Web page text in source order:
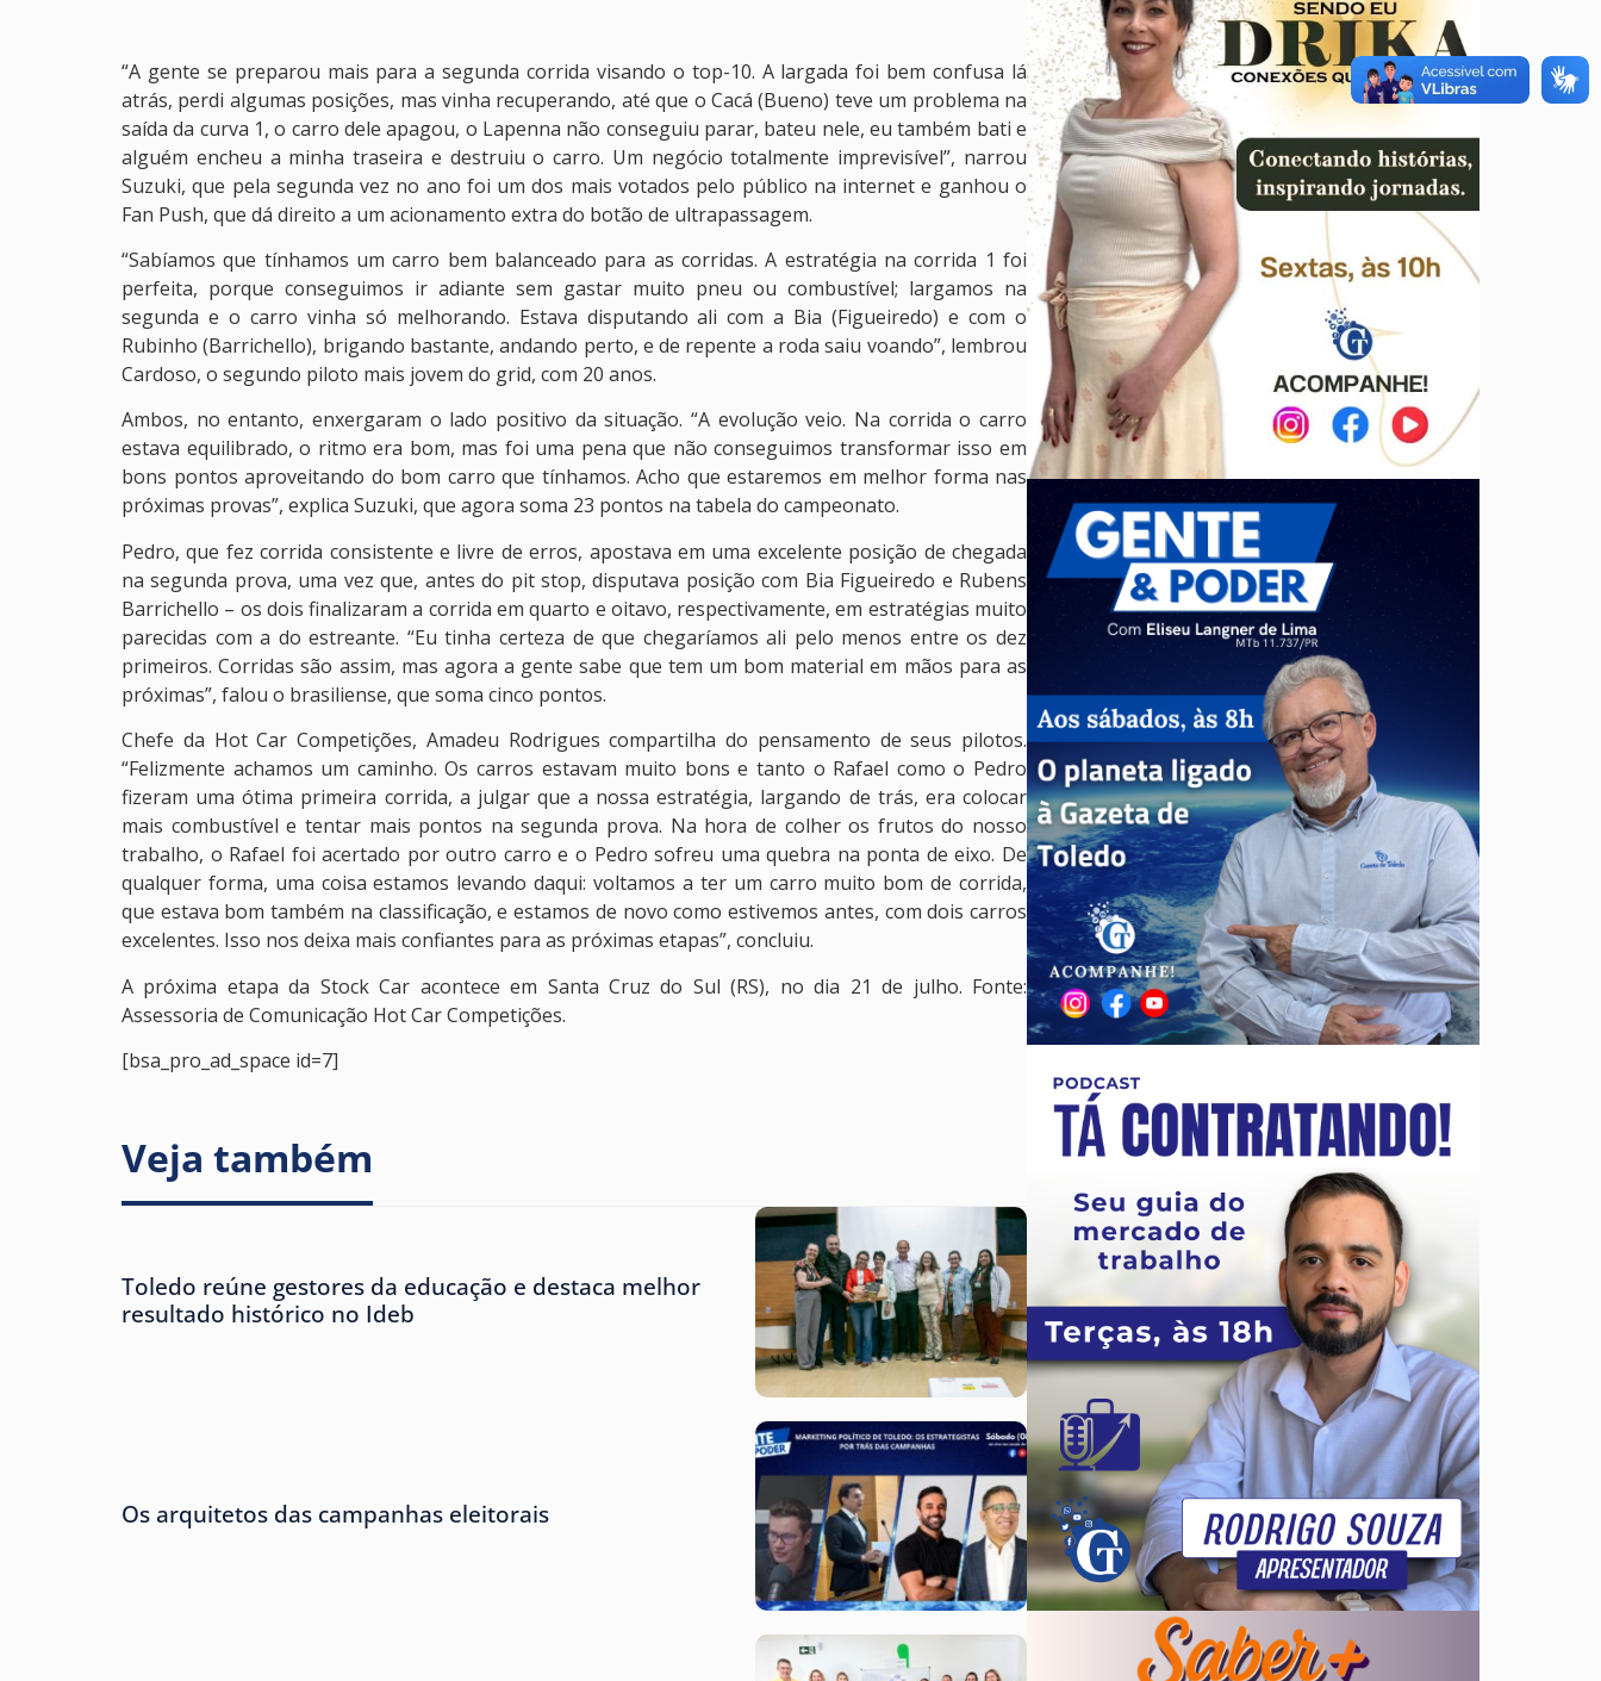
“A gente se preparou mais para a segunda corrida visando o top-10. A largada foi bem confusa lá
atrás, perdi algumas posições, mas vinha recuperando, até que o Cacá (Bueno) teve um problema na
saída da curva 1, o carro dele apagou, o Lapenna não conseguiu parar, bateu nele, eu também bati e
alguém encheu a minha traseira e destruiu o carro. Um negócio totalmente imprevisível”, narrou
Suzuki, que pela segunda vez no ano foi um dos mais votados pelo público na internet e ganhou o
Fan Push, que dá direito a um acionamento extra do botão de ultrapassagem.
“Sabíamos que tínhamos um carro bem balanceado para as corridas. A estratégia na corrida 1 foi
perfeita, porque conseguimos ir adiante sem gastar muito pneu ou combustível; largamos na
segunda e o carro vinha só melhorando. Estava disputando ali com a Bia (Figueiredo) e com o
Rubinho (Barrichello), brigando bastante, andando perto, e de repente a roda saiu voando”, lembrou
Cardoso, o segundo piloto mais jovem do grid, com 20 anos.
Ambos, no entanto, enxergaram o lado positivo da situação. “A evolução veio. Na corrida o carro
estava equilibrado, o ritmo era bom, mas foi uma pena que não conseguimos transformar isso em
bons pontos aproveitando do bom carro que tínhamos. Acho que estaremos em melhor forma nas
próximas provas”, explica Suzuki, que agora soma 23 pontos na tabela do campeonato.
Pedro, que fez corrida consistente e livre de erros, apostava em uma excelente posição de chegada
na segunda prova, uma vez que, antes do pit stop, disputava posição com Bia Figueiredo e Rubens
Barrichello – os dois finalizaram a corrida em quarto e oitavo, respectivamente, em estratégias muito
parecidas com a do estreante. “Eu tinha certeza de que chegaríamos ali pelo menos entre os dez
primeiros. Corridas são assim, mas agora a gente sabe que tem um bom material em mãos para as
próximas”, falou o brasiliense, que soma cinco pontos.
Chefe da Hot Car Competições, Amadeu Rodrigues compartilha do pensamento de seus pilotos.
“Felizmente achamos um caminho. Os carros estavam muito bons e tanto o Rafael como o Pedro
fizeram uma ótima primeira corrida, a julgar que a nossa estratégia, largando de trás, era colocar
mais combustível e tentar mais pontos na segunda prova. Na hora de colher os frutos do nosso
trabalho, o Rafael foi acertado por outro carro e o Pedro sofreu uma quebra na ponta de eixo. De
qualquer forma, uma coisa estamos levando daqui: voltamos a ter um carro muito bom de corrida,
que estava bom também na classificação, e estamos de novo como estivemos antes, com dois carros
excelentes. Isso nos deixa mais confiantes para as próximas etapas”, concluiu.
A próxima etapa da Stock Car acontece em Santa Cruz do Sul (RS), no dia 21 de julho. Fonte:
Assessoria de Comunicação Hot Car Competições.
[bsa_pro_ad_space id=7]
Veja também
Toledo reúne gestores da educação e destaca melhor
resultado histórico no Ideb
Os arquitetos das campanhas eleitorais